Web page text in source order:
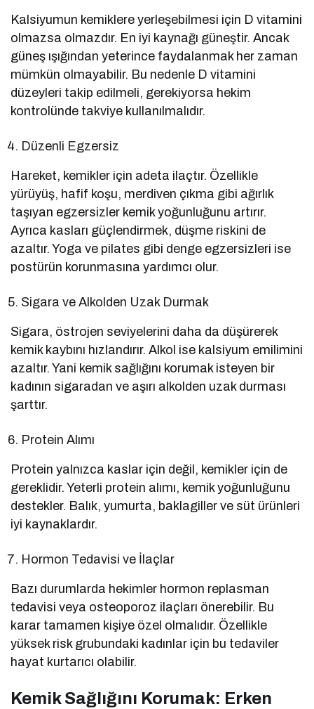
Kalsiyumun kemiklere yerleşebilmesi için D vitamini
olmazsa olmazdır. En iyi kaynağı güneştir. Ancak
güneş ışığından yeterince faydalanmak her zaman
mümkün olmayabilir. Bu nedenle D vitamini
düzeyleri takip edilmeli, gerekiyorsa hekim
kontrolünde takviye kullanılmalıdır.
Düzenli Egzersiz
Hareket, kemikler için adeta ilaçtır. Özellikle
yürüyüş, hafif koşu, merdiven çıkma gibi ağırlık
taşıyan egzersizler kemik yoğunluğunu artırır.
Ayrıca kasları güçlendirmek, düşme riskini de
azaltır. Yoga ve pilates gibi denge egzersizleri ise
postürün korunmasına yardımcı olur.
Sigara ve Alkolden Uzak Durmak
Sigara, östrojen seviyelerini daha da düşürerek
kemik kaybını hızlandırır. Alkol ise kalsiyum emilimini
azaltır. Yani kemik sağlığını korumak isteyen bir
kadının sigaradan ve aşırı alkolden uzak durması
şarttır.
Protein Alımı
Protein yalnızca kaslar için değil, kemikler için de
gereklidir. Yeterli protein alımı, kemik yoğunluğunu
destekler. Balık, yumurta, baklagiller ve süt ürünleri
iyi kaynaklardır.
Hormon Tedavisi ve İlaçlar
Bazı durumlarda hekimler hormon replasman
tedavisi veya osteoporoz ilaçları önerebilir. Bu
karar tamamen kişiye özel olmalıdır. Özellikle
yüksek risk grubundaki kadınlar için bu tedaviler
hayat kurtarıcı olabilir.
Kemik Sağlığını Korumak: Erken